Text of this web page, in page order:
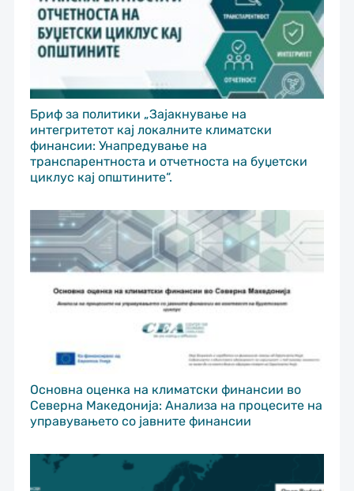
Бриф за политики „Зајакнување на
интегритетот кај локалните климатски
финансии: Унапредување на
транспарентноста и отчетноста на буџетски
циклус кај општините“.
Основна оценка на климатски финансии во
Северна Македонија: Анализа на процесите на
управувањето со јавните финансии